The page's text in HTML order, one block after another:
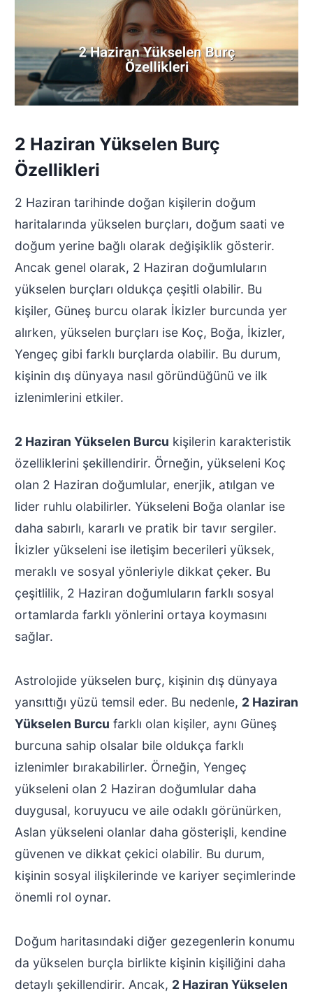
2 Haziran Yükselen Burç
Özellikleri
2 Haziran tarihinde doğan kişilerin doğum
haritalarında yükselen burçları, doğum saati ve
doğum yerine bağlı olarak değişiklik gösterir.
Ancak genel olarak, 2 Haziran doğumluların
yükselen burçları oldukça çeşitli olabilir. Bu
kişiler, Güneş burcu olarak İkizler burcunda yer
alırken, yükselen burçları ise Koç, Boğa, İkizler,
Yengeç gibi farklı burçlarda olabilir. Bu durum,
kişinin dış dünyaya nasıl göründüğünü ve ilk
izlenimlerini etkiler.
2 Haziran Yükselen Burcu kişilerin karakteristik
özelliklerini şekillendirir. Örneğin, yükseleni Koç
olan 2 Haziran doğumlular, enerjik, atılgan ve
lider ruhlu olabilirler. Yükseleni Boğa olanlar ise
daha sabırlı, kararlı ve pratik bir tavır sergiler.
İkizler yükseleni ise iletişim becerileri yüksek,
meraklı ve sosyal yönleriyle dikkat çeker. Bu
çeşitlilik, 2 Haziran doğumluların farklı sosyal
ortamlarda farklı yönlerini ortaya koymasını
sağlar.
Astrolojide yükselen burç, kişinin dış dünyaya
yansıttığı yüzü temsil eder. Bu nedenle, 2 Haziran
Yükselen Burcu farklı olan kişiler, aynı Güneş
burcuna sahip olsalar bile oldukça farklı
izlenimler bırakabilirler. Örneğin, Yengeç
yükseleni olan 2 Haziran doğumlular daha
duygusal, koruyucu ve aile odaklı görünürken,
Aslan yükseleni olanlar daha gösterişli, kendine
güvenen ve dikkat çekici olabilir. Bu durum,
kişinin sosyal ilişkilerinde ve kariyer seçimlerinde
önemli rol oynar.
Doğum haritasındaki diğer gezegenlerin konumu
da yükselen burçla birlikte kişinin kişiliğini daha
detaylı şekillendirir. Ancak, 2 Haziran Yükselen